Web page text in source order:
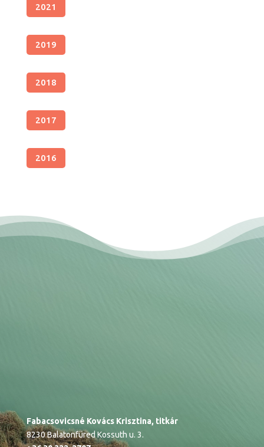
2021
2019
2018
2017
2016
Fabacsovicsné Kovács Krisztina, titkár
8230 Balatonfüred Kossuth u. 3.